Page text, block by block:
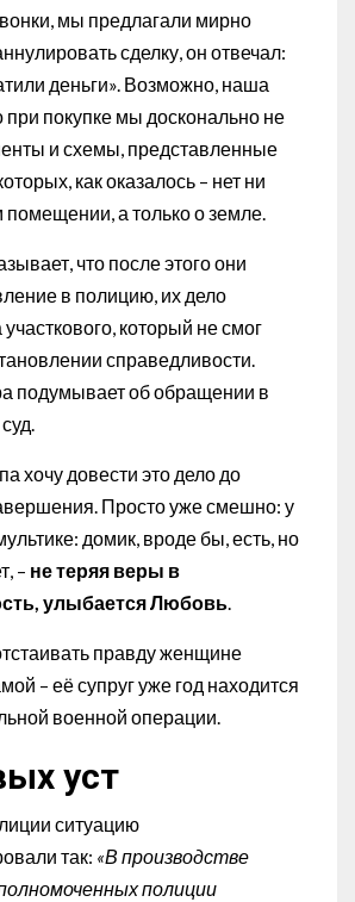
мы предлагали мирно
сделку, он отвечал:
деньги». Возможно, наша
при покупке мы досконально не
и схемы, представленные
как оказалось – нет ни
а только о земле.
что после этого они
в полицию, их дело
который не смог
справедливости.
подумывает об обращении в
хочу довести это дело до
Просто уже смешно: у
домик, вроде бы, есть, но
– не теряя веры в
улыбается Любовь.
правду женщине
– её супруг уже год находится
военной операции.
уст
ситуацию
так: «В производстве
полиции